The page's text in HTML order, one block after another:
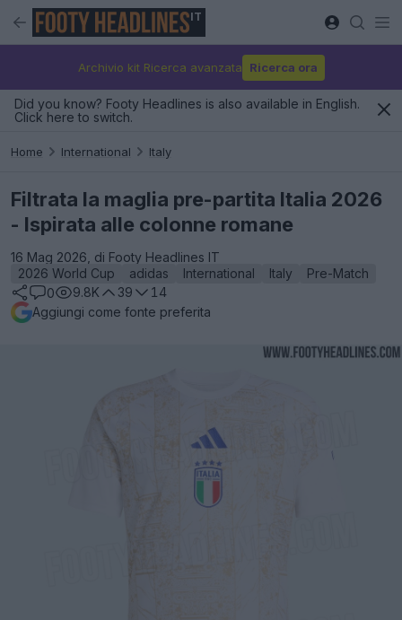
IT
Archivio kit Ricerca avanzata Ricerca ora
Did you know? Footy Headlines is also available in English.
Click here to switch.
Home International Italy
Filtrata la maglia pre-partita Italia 2026
- Ispirata alle colonne romane
16 Mag 2026, di Footy Headlines IT
2026 World Cup
adidas International Italy
Pre-Match
0
9.8K 39
14
Aggiungi come fonte preferita